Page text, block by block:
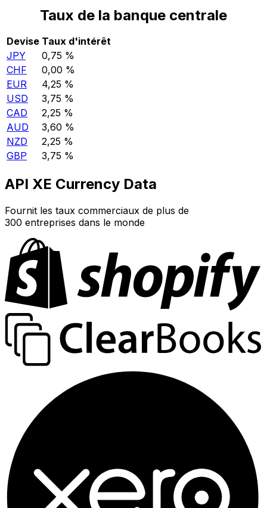
Taux de la banque centrale
Devise Taux d'intérêt
JPY
0,75 %
CHF
0,00 %
EUR
4,25 %
USD
3,75 %
CAD
2,25 %
AUD
3,60 %
NZD
2,25 %
GBP
3,75 %
API XE Currency Data
Fournit les taux commerciaux de plus de
300 entreprises dans le monde